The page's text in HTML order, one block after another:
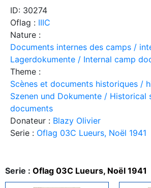
ID: 30274
Oflag : IIIC
Nature :
Documents internes des camps /
Lagerdokumente / Internal camp
Theme :
Scènes et documents historiques /
Szenen und Dokumente / Historical
documents
Donateur : Blazy Olivier
Serie : Oflag 03C Lueurs, Noël 1941
Serie : Oflag 03C Lueurs, Noël 1941